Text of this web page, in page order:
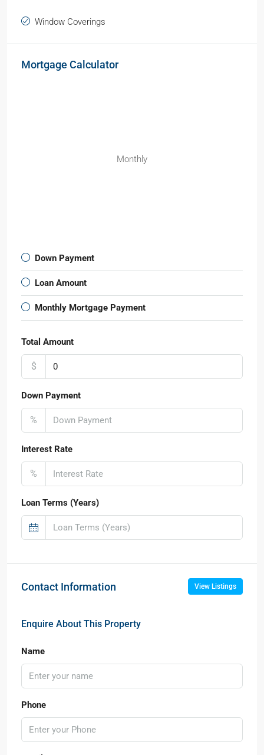
Window Coverings
Mortgage Calculator
Monthly
Down Payment
Loan Amount
Monthly Mortgage Payment
Total Amount
$
Down Payment
%
Interest Rate
%
Loan Terms (Years)
Contact Information View Listings
Enquire About This Property
Name
Phone